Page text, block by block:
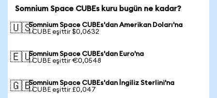
Somnium Space CUBEs kuru bugün ne kadar?
🇺🇸Somnium Space CUBEs'dan Amerikan Doları'na
1 CUBE eşittir $0,0632
🇪🇺Somnium Space CUBEs'dan Euro'na
1 CUBE eşittir €0,0548
🇬🇧Somnium Space CUBEs'dan İngiliz Sterlini'na
1 CUBE eşittir £0,047